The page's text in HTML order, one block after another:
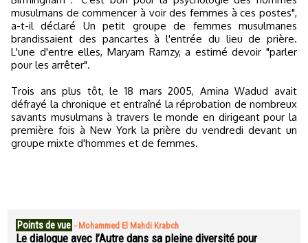
musulmans de commencer à voir des femmes à ces postes",
a-t-il déclaré Un petit groupe de femmes musulmanes
brandissaient des pancartes à l'entrée du lieu de prière.
L'une d'entre elles, Maryam Ramzy, a estimé devoir "parler
pour les arrêter".
Trois ans plus tôt, le 18 mars 2005, Amina Wadud avait
défrayé la chronique et entraîné la réprobation de nombreux
savants musulmans à travers le monde en dirigeant pour la
première fois à New York la prière du vendredi devant un
groupe mixte d'hommes et de femmes.
Points de vue - Mohammed El Mahdi Krabch
Le dialogue avec l’Autre dans sa pleine diversité pour